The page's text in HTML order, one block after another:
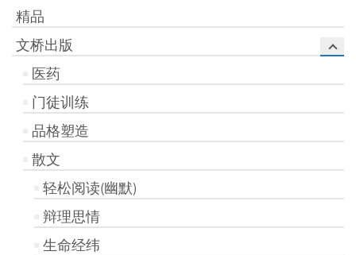
精品
文桥出版
医药
门徒训练
品格塑造
散文
轻松阅读(幽默)
辩理思情
生命经纬